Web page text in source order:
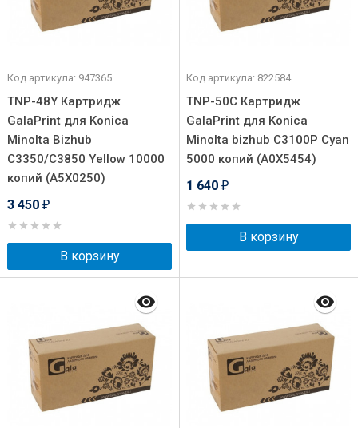
Код артикула: 947365
TNP-48Y Картридж
GalaPrint для Konica
Minolta Bizhub
C3350/C3850 Yellow 10000
копий (A5X0250)
3 450 ₽
В корзину
Код артикула: 822584
TNP-50C Картридж
GalaPrint для Konica
Minolta bizhub C3100P Cyan
5000 копий (A0X5454)
1 640 ₽
В корзину